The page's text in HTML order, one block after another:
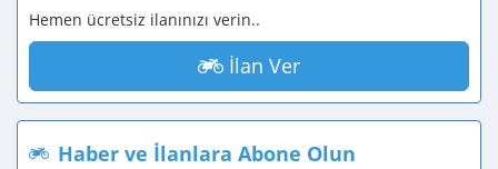
Hemen ücretsiz ilanınızı verin..
İlan Ver
Haber ve İlanlara Abone Olun